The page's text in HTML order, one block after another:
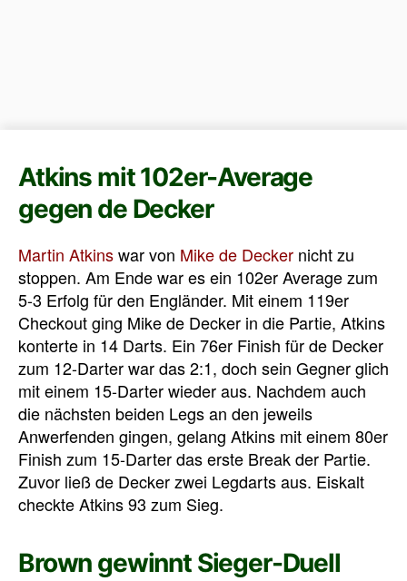
Atkins mit 102er-Average
gegen de Decker
Martin Atkinswar von Mike de Decker nicht zu
stoppen. Am Ende war es ein 102er Average zum
5-3 Erfolg für den Engländer. Mit einem 119er
Checkout ging Mike de Decker in die Partie, Atkins
konterte in 14 Darts. Ein 76er Finish für de Decker
zum 12-Darter war das 2:1, doch sein Gegner glich
mit einem 15-Darter wieder aus. Nachdem auch
die nächsten beiden Legs an den jeweils
Anwerfenden gingen, gelang Atkins mit einem 80er
Finish zum 15-Darter das erste Break der Partie.
Zuvor ließ de Decker zwei Legdarts aus. Eiskalt
checkte Atkins 93 zum Sieg.
Brown gewinnt Sieger-Duell